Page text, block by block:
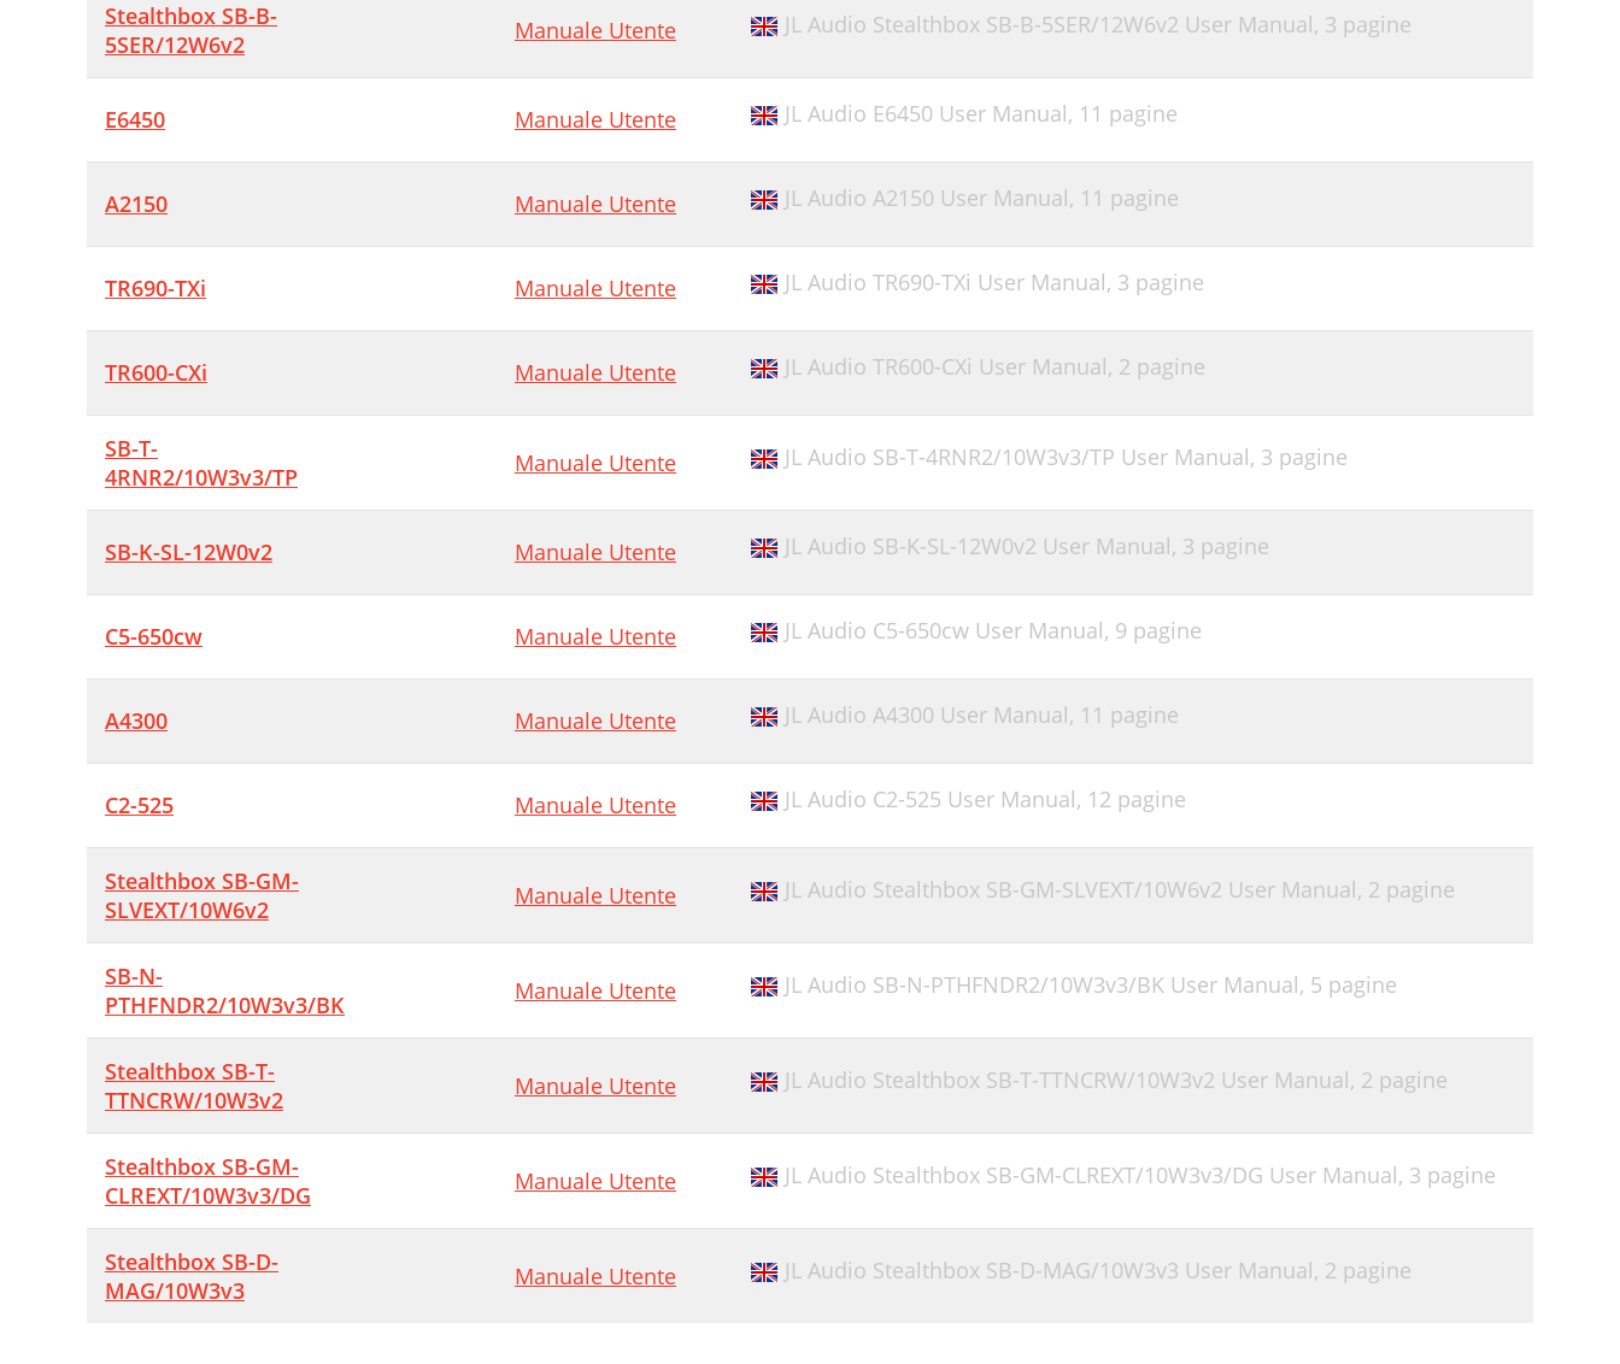
Stealthbox SB-B-
5SER/12W6v2
Manuale Utente JL Audio Stealthbox SB-B-5SER/12W6v2 User Manual, 3 pagine
E6450 Manuale Utente JL Audio E6450 User Manual, 11 pagine
A2150 Manuale Utente JL Audio A2150 User Manual, 11 pagine
TR690-TXi Manuale Utente JL Audio TR690-TXi User Manual, 3 pagine
TR600-CXi Manuale Utente JL Audio TR600-CXi User Manual, 2 pagine
SB-T-
4RNR2/10W3v3/TP
Manuale Utente JL Audio SB-T-4RNR2/10W3v3/TP User Manual, 3 pagine
SB-K-SL-12W0v2 Manuale Utente JL Audio SB-K-SL-12W0v2 User Manual, 3 pagine
C5-650cw Manuale Utente JL Audio C5-650cw User Manual, 9 pagine
A4300 Manuale Utente JL Audio A4300 User Manual, 11 pagine
C2-525 Manuale Utente JL Audio C2-525 User Manual, 12 pagine
Stealthbox SB-GM-
SLVEXT/10W6v2
Manuale Utente JL Audio Stealthbox SB-GM-SLVEXT/10W6v2 User Manual, 2 pagine
SB-N-
PTHFNDR2/10W3v3/BK
Manuale Utente JL Audio SB-N-PTHFNDR2/10W3v3/BK User Manual, 5 pagine
Stealthbox SB-T-
TTNCRW/10W3v2
Manuale Utente JL Audio Stealthbox SB-T-TTNCRW/10W3v2 User Manual, 2 pagine
Stealthbox SB-GM-
CLREXT/10W3v3/DG
Manuale Utente JL Audio Stealthbox SB-GM-CLREXT/10W3v3/DG User Manual, 3 pagine
Stealthbox SB-D-
MAG/10W3v3
Manuale Utente JL Audio Stealthbox SB-D-MAG/10W3v3 User Manual, 2 pagine